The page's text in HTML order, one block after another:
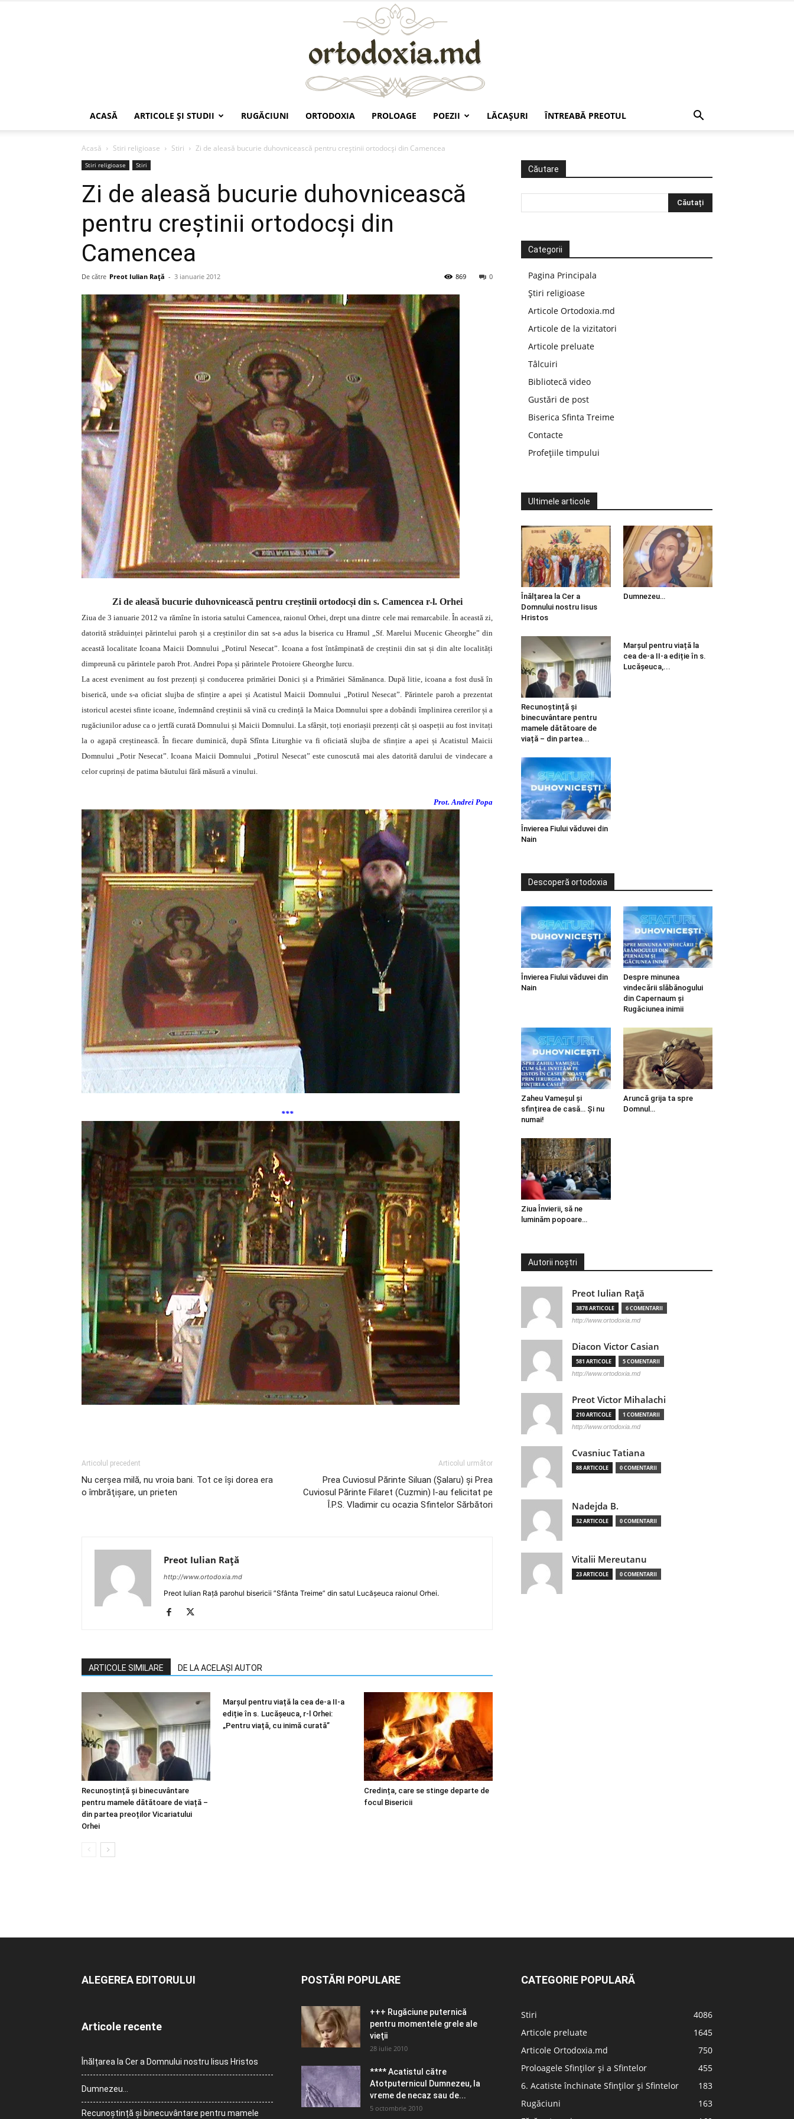
ACASĂ ARTICOLE ŞI STUDII RUGĂCIUNI ORTODOXIA PROLOAGE POEZII LĂCAŞURI ÎNTREABĂ PREOTUL
Acasă Stiri religioase Stiri Zi de aleasă bucurie duhovnicească pentru creștinii ortodocși din Camencea
Stiri religioase Stiri
Zi de aleasă bucurie duhovnicească
pentru creștinii ortodocși din
Camencea
De către Preot Iulian Raţă - 3 ianuarie 2012 0
869
Zi de aleasă bucurie duhovnicească pentru creștinii ortodocși din s. Camencea r-l. Orhei
Ziua de 3 ianuarie 2012 va rămîne în istoria satului Camencea, raionul Orhei, drept una dintre cele mai remarcabile. În această zi,
datorită străduinței părintelui paroh și a creștinilor din sat s-a adus la biserica cu Hramul „Sf. Marelui Mucenic Gheorghe” din
această localitate Icoana Maicii Domnului „Potirul Nesecat”. Icoana a fost întâmpinată de creștinii din sat și din alte localități
dimpreună cu părintele paroh Prot. Andrei Popa și părintele Protoiere Gheorghe Iurcu.
La acest eveniment au fost prezenți și conducerea primăriei Donici și a Primăriei Sămănanca. După litie, icoana a fost dusă în
biserică, unde s-a oficiat slujba de sfințire a apei și Acatistul Maicii Domnului „Potirul Nesecat”. Părintele paroh a prezentat
istoricul acestei sfinte icoane, îndemnând creștinii să vină cu credință la Maica Domnului spre a dobândi împlinirea cererilor și a
rugăciunilor aduse ca o jertfă curată Domnului și Maicii Domnului. La sfârșit, toți enoriașii prezenți cât și oaspeții au fost invitați
la o agapă creștinească. În fiecare duminică, după Sfînta Liturghie va fi oficiată slujba de sfințire a apei și Acatistul Maicii
Domnului „Potir Nesecat”. Icoana Maicii Domnului „Potirul Nesecat” este cunoscută mai ales datorită darului de vindecare a
celor cuprinși de patima băutului fără măsură a vinului.
Prot. Andrei Popa
***
Articolul precedent
Nu cerşea milă, nu vroia bani. Tot ce îşi dorea era
o îmbrăţişare, un prieten
Articolul următor
Prea Cuviosul Părinte Siluan (Șalaru) și Prea
Cuviosul Părinte Filaret (Cuzmin) l-au felicitat pe
Î.P.S. Vladimir cu ocazia Sfintelor Sărbători
Preot Iulian Raţă
http://www.ortodoxia.md
Preot Iulian Rață parohul bisericii ”Sfânta Treime” din satul Lucășeuca raionul Orhei.
ARTICOLE SIMILARE DE LA ACELAȘI AUTOR
Recunoștință și binecuvântare
pentru mamele dătătoare de viață –
din partea preoților Vicariatului
Orhei
Marșul pentru viață la cea de-a II-a
ediție în s. Lucășeuca, r-l Orhei:
„Pentru viață, cu inimă curată”
Credința, care se stinge departe de
focul Bisericii
Căutare
Categorii
Pagina Principala
Știri religioase
Articole Ortodoxia.md
Articole de la vizitatori
Articole preluate
Tâlcuiri
Bibliotecă video
Gustări de post
Biserica Sfinta Treime
Contacte
Profețiile timpului
Ultimele articole
Înălțarea la Cer a
Domnului nostru Iisus
Hristos
Dumnezeu…
Recunoștință și
binecuvântare pentru
mamele dătătoare de
viață – din partea...
Marșul pentru viață la
cea de-a II-a ediție în s.
Lucășeuca,...
Învierea Fiului văduvei din
Nain
Descoperă ortodoxia
Învierea Fiului văduvei din
Nain
Despre minunea
vindecării slăbănogului
din Capernaum și
Rugăciunea inimii
Zaheu Vameșul și
sfințirea de casă… Și nu
numai!
Aruncă grija ta spre
Domnul…
Ziua Învierii, să ne
luminăm popoare…
Autorii noștri
Preot Iulian Raţă
3878 ARTICOLE 6 COMENTARII
http://www.ortodoxia.md
Diacon Victor Casian
581 ARTICOLE 5 COMENTARII
http://www.ortodoxia.md
Preot Victor Mihalachi
210 ARTICOLE 1 COMENTARII
http://www.ortodoxia.md
Cvasniuc Tatiana
88 ARTICOLE 0 COMENTARII
Nadejda B.
32 ARTICOLE 0 COMENTARII
Vitalii Mereutanu
23 ARTICOLE 0 COMENTARII
ALEGEREA EDITORULUI
Articole recente
Înălțarea la Cer a Domnului nostru Iisus Hristos
Dumnezeu…
Recunoștință și binecuvântare pentru mamele
POSTĂRI POPULARE
+++ Rugăciune puternică
pentru momentele grele ale
vieţii
28 iulie 2010
**** Acatistul către
Atotputernicul Dumnezeu, la
vreme de necaz sau de...
5 octombrie 2010
CATEGORIE POPULARĂ
Stiri
4086
Articole preluate
1645
Articole Ortodoxia.md
750
Proloagele Sfinților și a Sfintelor
455
6. Acatiste închinate Sfinților și Sfintelor
183
Rugăciuni
163